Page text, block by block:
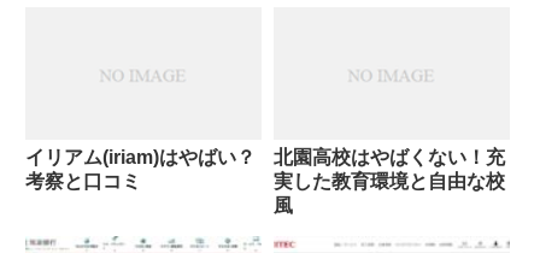
イリアム(iriam)はやばい？
考察と口コミ
北園高校はやばくない！充
実した教育環境と自由な校
風